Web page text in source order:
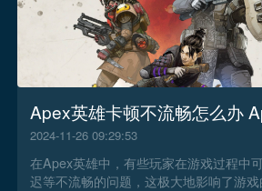
2024-11-26 09:29:53
在Apex英雄中，有些玩家在游戏过程中
迟等不流畅的问题，这极大地影响了游